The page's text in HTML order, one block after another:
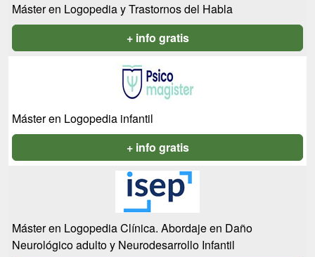
Máster en Logopedia y Trastornos del Habla
+ info gratis
Máster en Logopedia infantil
+ info gratis
Máster en Logopedia Clínica. Abordaje en Daño
Neurológico adulto y Neurodesarrollo Infantil